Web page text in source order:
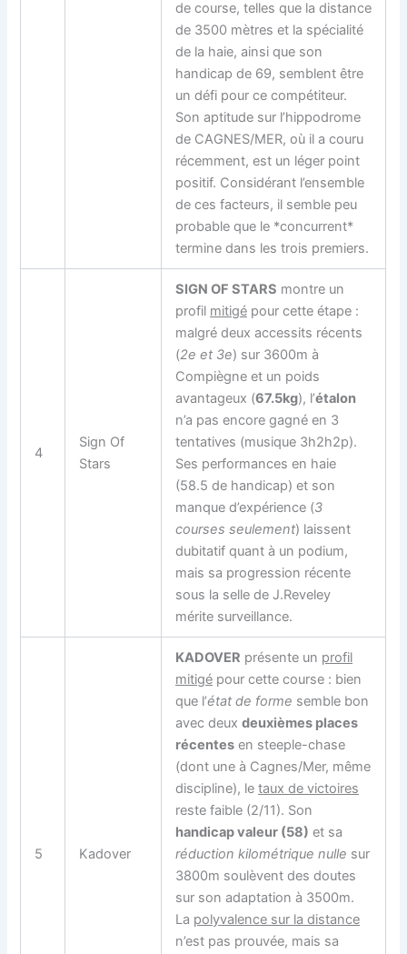
de course, telles que la distance
de 3500 mètres et la spécialité
de la haie, ainsi que son
handicap de 69, semblent être
un défi pour ce compétiteur.
Son aptitude sur l’hippodrome
de CAGNES/MER, où il a couru
récemment, est un léger point
positif. Considérant l’ensemble
de ces facteurs, il semble peu
probable que le *concurrent*
termine dans les trois premiers.
4
Sign Of
Stars
SIGN OF STARS montre un
profil mitigé pour cette étape :
malgré deux accessits récents
(2e et 3e) sur 3600m à
Compiègne et un poids
avantageux (67.5kg), l’étalon
n’a pas encore gagné en 3
tentatives (musique 3h2h2p).
Ses performances en haie
(58.5 de handicap) et son
manque d’expérience (3
courses seulement) laissent
dubitatif quant à un podium,
mais sa progression récente
sous la selle de J.Reveley
mérite surveillance.
5 Kadover
KADOVER présente un profil
mitigé pour cette course : bien
que l’état de forme semble bon
avec deuxdeuxièmes places
récentes en steeple-chase
(dont une à Cagnes/Mer, même
discipline), letaux de victoires
reste faible (2/11). Son
handicap valeur (58) et sa
réduction kilométrique nulle sur
3800m soulèvent des doutes
sur son adaptation à 3500m.
La polyvalence sur la distance
n’est pas prouvée, mais sa